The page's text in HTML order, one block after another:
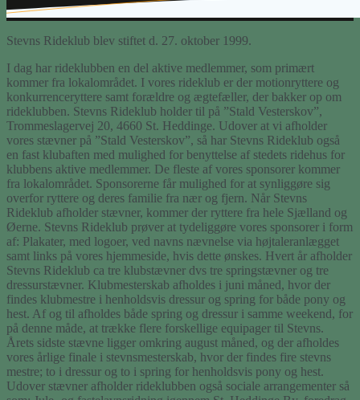
Stevns Rideklub blev stiftet d. 27. oktober 1999.
I dag har rideklubben en del aktive medlemmer, som primært
kommer fra lokalområdet. I vores rideklub er der motionryttere og
konkurrenceryttere samt forældre og ægtefæller, der bakker op om
rideklubben. Stevns Rideklub holder til på ”Stald Vesterskov”,
Trommeslagervej 20, 4660 St. Heddinge. Udover at vi afholder
vores stævner på ”Stald Vesterskov”, så har Stevns Rideklub også
en fast klubaften med mulighed for benyttelse af stedets ridehus for
klubbens aktive medlemmer. De fleste af vores sponsorer kommer
fra lokalområdet. Sponsorerne får mulighed for at synliggøre sig
overfor ryttere og deres familie fra nær og fjern. Når Stevns
Rideklub afholder stævner, kommer der ryttere fra hele Sjælland og
Øerne. Stevns Rideklub prøver at tydeliggøre vores sponsorer i form
af: Plakater, med logoer, ved navns nævnelse via højtaleranlægget
samt links på vores hjemmeside, hvis dette ønskes. Hvert år afholder
Stevns Rideklub ca tre klubstævner dvs tre springstævner og tre
dressurstævner. Klubmesterskab afholdes i juni måned, hvor der
findes klubmestre i henholdsvis dressur og spring for både pony og
hest. Af og til afholdes både spring og dressur i samme weekend, for
på denne måde, at trække flere forskellige equipager til Stevns.
Årets sidste stævne ligger omkring august måned, og der afholdes
vores årlige finale i stevnsmesterskab, hvor der findes fire stevns
mestre; to i dressur og to i spring for henholdsvis pony og hest.
Udover stævner afholder rideklubben også sociale arrangementer så